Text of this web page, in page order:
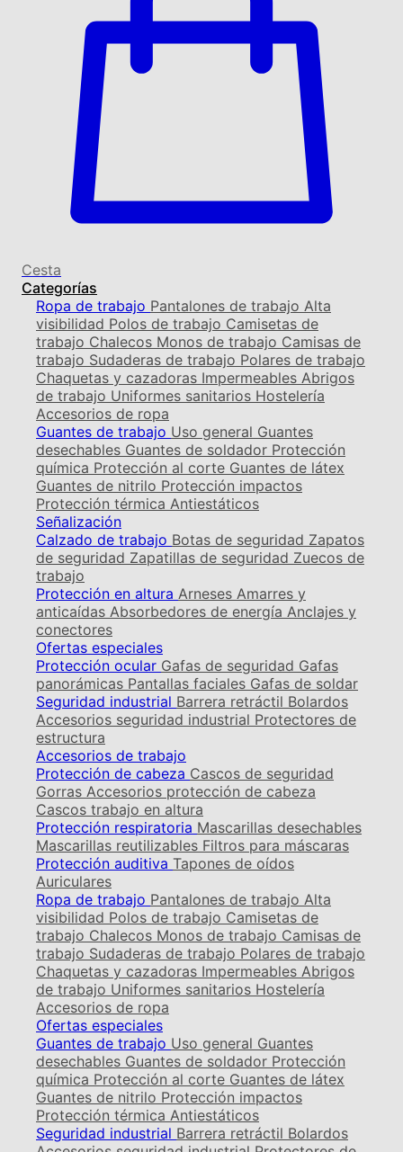
Cesta
Categorías
Ropa de trabajo Pantalones de trabajo Alta
visibilidad Polos de trabajo Camisetas de
trabajo Chalecos Monos de trabajo Camisas de
trabajo Sudaderas de trabajo Polares de trabajo
Chaquetas y cazadoras Impermeables Abrigos
de trabajo Uniformes sanitarios Hostelería
Accesorios de ropa
Guantes de trabajo Uso general Guantes
desechables Guantes de soldador Protección
química Protección al corte Guantes de látex
Guantes de nitrilo Protección impactos
Protección térmica Antiestáticos
Señalización
Calzado de trabajo Botas de seguridad Zapatos
de seguridad Zapatillas de seguridad Zuecos de
trabajo
Protección en altura Arneses Amarres y
anticaídas Absorbedores de energía Anclajes y
conectores
Ofertas especiales
Protección ocular Gafas de seguridad Gafas
panorámicas Pantallas faciales Gafas de soldar
Seguridad industrial Barrera retráctil Bolardos
Accesorios seguridad industrial Protectores de
estructura
Accesorios de trabajo
Protección de cabeza Cascos de seguridad
Gorras Accesorios protección de cabeza
Cascos trabajo en altura
Protección respiratoria Mascarillas desechables
Mascarillas reutilizables Filtros para máscaras
Protección auditiva Tapones de oídos
Auriculares
Ropa de trabajo Pantalones de trabajo Alta
visibilidad Polos de trabajo Camisetas de
trabajo Chalecos Monos de trabajo Camisas de
trabajo Sudaderas de trabajo Polares de trabajo
Chaquetas y cazadoras Impermeables Abrigos
de trabajo Uniformes sanitarios Hostelería
Accesorios de ropa
Ofertas especiales
Guantes de trabajo Uso general Guantes
desechables Guantes de soldador Protección
química Protección al corte Guantes de látex
Guantes de nitrilo Protección impactos
Protección térmica Antiestáticos
Seguridad industrial Barrera retráctil Bolardos